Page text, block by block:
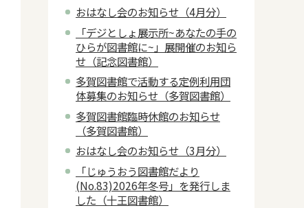
おはなし会のお知らせ（4月分）
「デジとしょ展示所~あなたの手の
ひらが図書館に~」展開催のお知ら
せ（記念図書館）
多賀図書館で活動する定例利用団
体募集のお知らせ（多賀図書館）
多賀図書館臨時休館のお知らせ
（多賀図書館）
おはなし会のお知らせ（3月分）
「じゅうおう図書館だより
(No.83)2026年冬号」を発行しま
した（十王図書館）